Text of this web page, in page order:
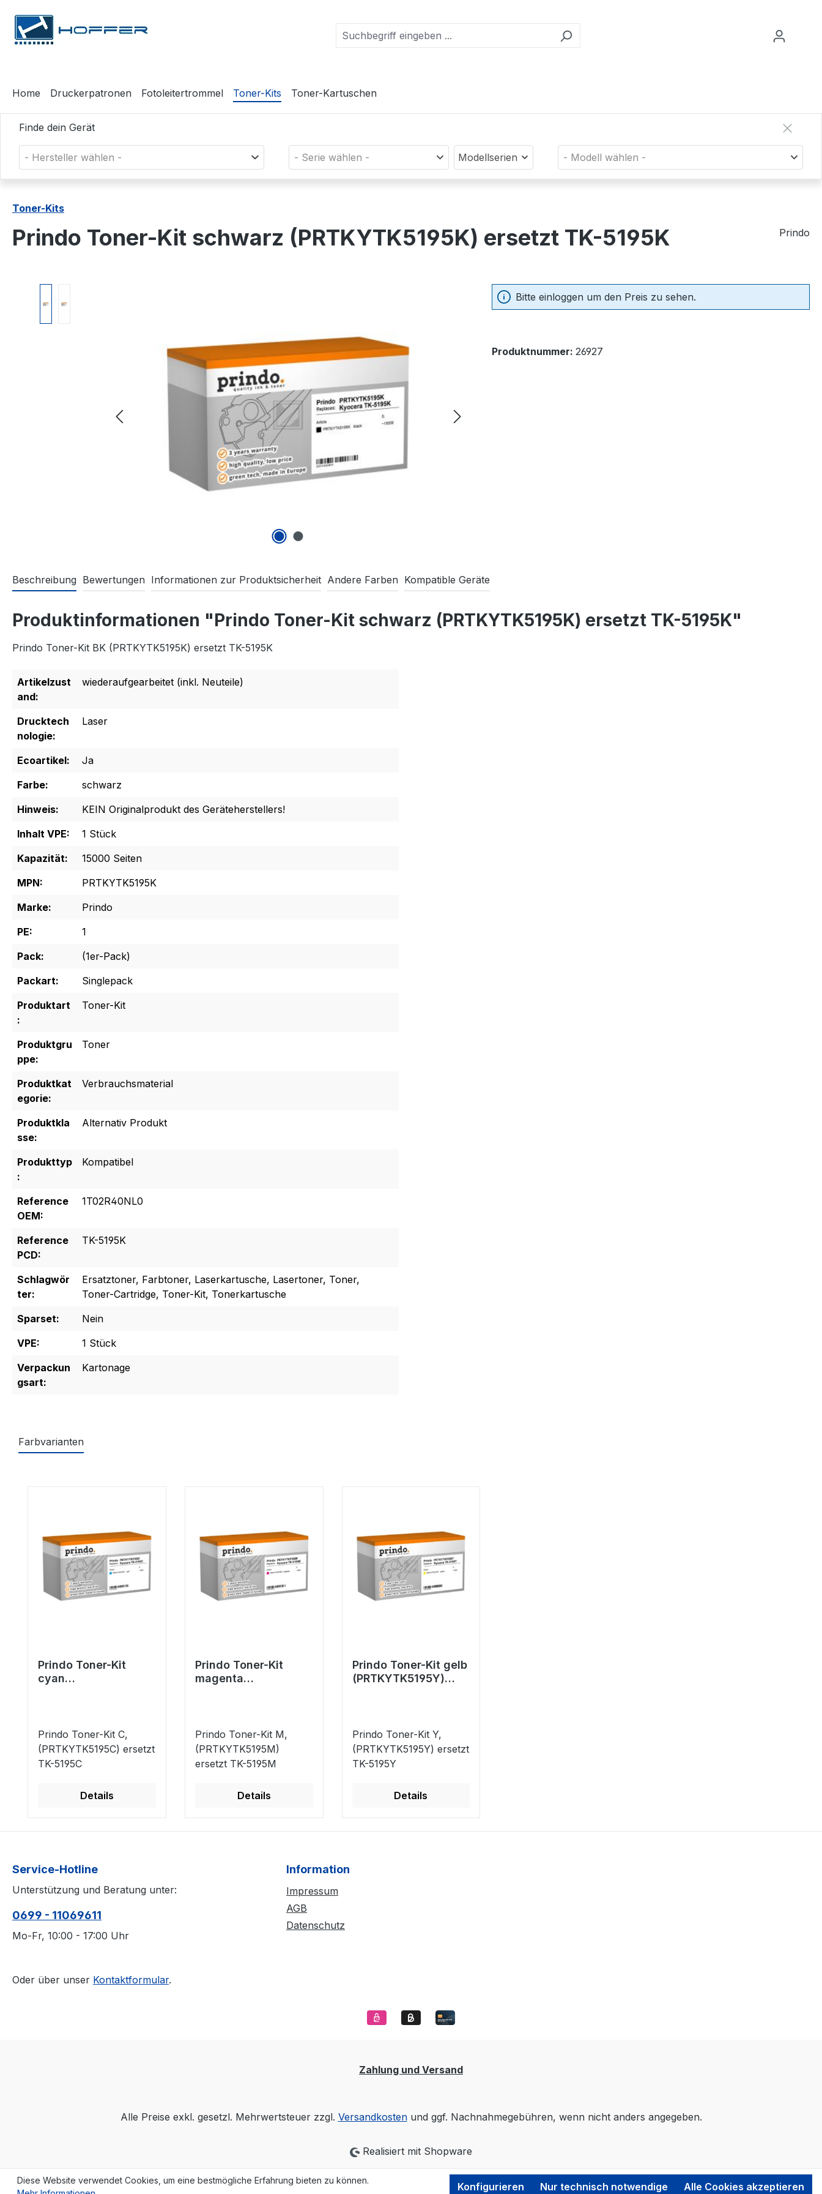
Hauptinhalt springen
Zur Suche springen
Zur Hauptnavigation springen
Home Druckerpatronen Fotoleitertrommel Toner-Kits Toner-Kartuschen
Finde dein Gerät
- Hersteller wählen - - Serie wählen - Modellserien - Modell wählen -
Toner-Kits
Prindo Toner-Kit schwarz (PRTKYTK5195K) ersetzt TK-5195K Prindo
Bitte einloggen um den Preis zu sehen.
Produktnummer: 26927
Beschreibung Bewertungen Informationen zur Produktsicherheit Andere Farben Kompatible Geräte
Produktinformationen "Prindo Toner-Kit schwarz (PRTKYTK5195K) ersetzt TK-5195K"
Prindo Toner-Kit BK (PRTKYTK5195K) ersetzt TK-5195K
Artikelzust
and:
wiederaufgearbeitet (inkl. Neuteile)
Drucktech
nologie:
Laser
Ecoartikel:
Ja
Farbe:
schwarz
Hinweis:
KEIN Originalprodukt des Geräteherstellers!
Inhalt VPE:
1 Stück
Kapazität:
15000 Seiten
MPN:
PRTKYTK5195K
Marke:
Prindo
PE:
1
Pack:
(1er-Pack)
Packart:
Singlepack
Produktart
:
Toner-Kit
Produktgru
ppe:
Toner
Produktkat
egorie:
Verbrauchsmaterial
Produktkla
sse:
Alternativ Produkt
Produkttyp
:
Kompatibel
Reference
OEM:
1T02R40NL0
Reference
PCD:
TK-5195K
Schlagwör
ter:
Ersatztoner, Farbtoner, Laserkartusche, Lasertoner, Toner,
Toner-Cartridge, Toner-Kit, Tonerkartusche
Sparset:
Nein
VPE:
1 Stück
Verpackun
gsart:
Kartonage
Farbvarianten
Prindo Toner-Kit
cyan
Prindo Toner-Kit C,
(PRTKYTK5195C) ersetzt
TK-5195C
Details
Prindo Toner-Kit
magenta
Prindo Toner-Kit M,
(PRTKYTK5195M)
ersetzt TK-5195M
Details
Prindo Toner-Kit gelb
(PRTKYTK5195Y)
Prindo Toner-Kit Y,
(PRTKYTK5195Y) ersetzt
TK-5195Y
Details
Service-Hotline
Unterstützung und Beratung unter:
0699 - 11069611
Mo-Fr, 10:00 - 17:00 Uhr
Oder über unser Kontaktformular.
Information
Impressum
AGB
Datenschutz
Zahlung und Versand
Alle Preise exkl. gesetzl. Mehrwertsteuer zzgl. Versandkostenund ggf. Nachnahmegebühren, wenn nicht anders angegeben.
Realisiert mit Shopware
Diese Website verwendet Cookies, um eine bestmögliche Erfahrung bieten zu können.
Nur technisch notwendige
Konfigurieren Alle Cookies akzeptieren